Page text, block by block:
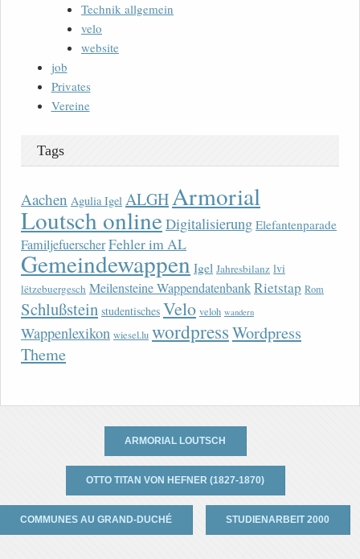
Technik allgemein
velo
website
job
Privates
Vereine
Tags
Aachen Agulia Igel ALGHArmorial
Loutsch onlineDigitalisierung Elefantenparade
FamiljefuerscherFehler im AL
Gemeindewappen Igel Jahresbilanz lvi
lëtzebuergesch Meilensteine WappendatenbankRietstap Rom
Schlußstein studentisches Velo veloh wandern
Wappenlexikon wiesel.lu wordpressWordpress
Theme
ARMORIAL LOUTSCH
OTTO TITAN VON HEFNER (1827-1870)
COMMUNES AU GRAND-DUCHÉ STUDIENARBEIT 2000